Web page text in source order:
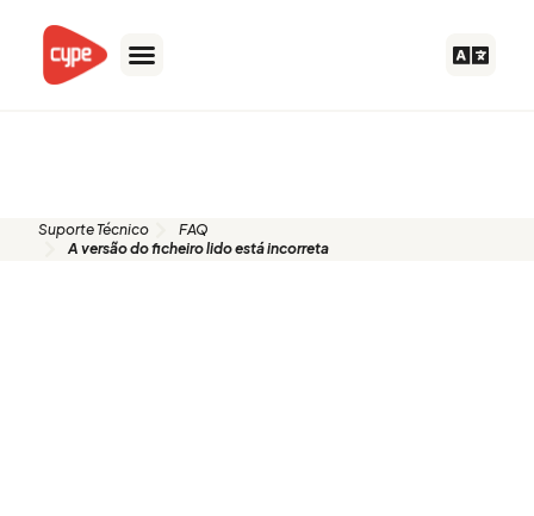
content
Suporte Técnico
FAQ
A versão do ficheiro lido está incorreta